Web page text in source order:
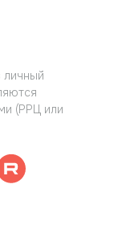
личный
(РРЦ или